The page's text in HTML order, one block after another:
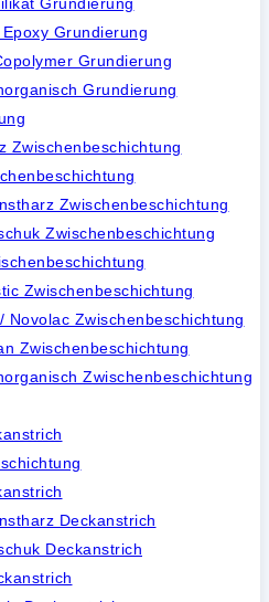
Grundierung
Grundierung
Grundierung
Zwischenbeschichtung
Zwischenbeschichtung
Zwischenbeschichtung
Zwischenbeschichtung
Novolac Zwischenbeschichtung
Zwischenbeschichtung
Zwischenbeschichtung
Deckanstrich
Deckanstrich